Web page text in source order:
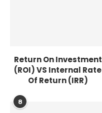
Return On Investment
(ROI) VS Internal Rate
Of Return (IRR)
8